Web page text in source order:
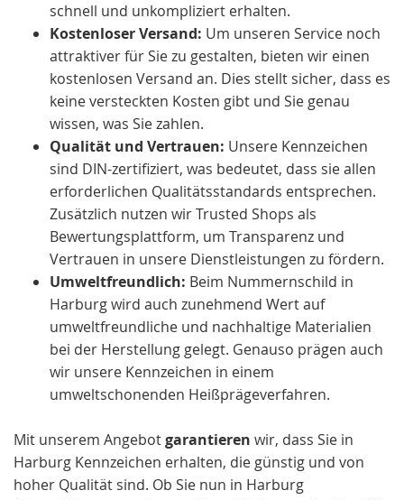
schnell und unkompliziert erhalten.
Kostenloser Versand: Um unseren Service noch
attraktiver für Sie zu gestalten, bieten wir einen
kostenlosen Versand an. Dies stellt sicher, dass es
keine versteckten Kosten gibt und Sie genau
wissen, was Sie zahlen.
Qualität und Vertrauen: Unsere Kennzeichen
sind DIN-zertifiziert, was bedeutet, dass sie allen
erforderlichen Qualitätsstandards entsprechen.
Zusätzlich nutzen wir Trusted Shops als
Bewertungsplattform, um Transparenz und
Vertrauen in unsere Dienstleistungen zu fördern.
Umweltfreundlich: Beim Nummernschild in
Harburg wird auch zunehmend Wert auf
umweltfreundliche und nachhaltige Materialien
bei der Herstellung gelegt. Genauso prägen auch
wir unsere Kennzeichen in einem
umweltschonenden Heißprägeverfahren.
Mit unserem Angebotgarantieren wir, dass Sie in
Harburg Kennzeichen erhalten, die günstig und von
hoher Qualität sind. Ob Sie nun in Harburg